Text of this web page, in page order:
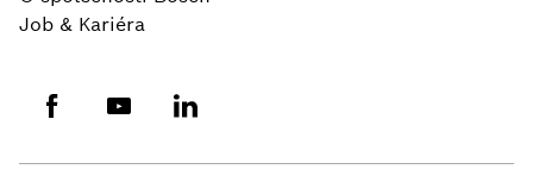
Job & Kariéra